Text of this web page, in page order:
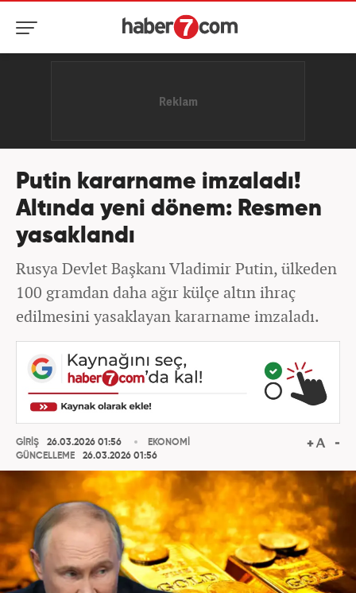
Putin kararname imzaladı!
Altında yeni dönem: Resmen
yasaklandı
Rusya Devlet Başkanı Vladimir Putin, ülkeden
100 gramdan daha ağır külçe altın ihraç
edilmesini yasaklayan kararname imzaladı.
GİRİŞ
26.03.2026 01:56
GÜNCELLEME
26.03.2026 01:56
EKONOMİ